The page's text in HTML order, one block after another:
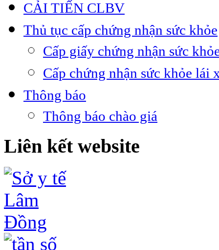
CẢI TIẾN CLBV
Thủ tục cấp chứng nhận sức khỏe
Cấp giấy chứng nhận sức
Cấp chứng nhận sức khỏe lái
Thông báo
Thông báo chào giá
Liên kết website